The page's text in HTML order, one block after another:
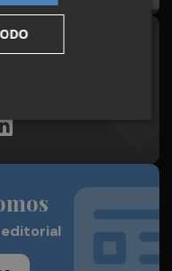
redes
medio